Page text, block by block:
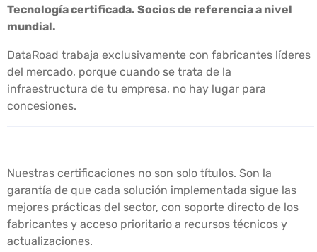
Tecnología certificada. Socios de referencia a nivel
mundial.
DataRoad trabaja exclusivamente con fabricantes líderes
del mercado, porque cuando se trata de la
infraestructura de tu empresa, no hay lugar para
concesiones.
Nuestras certificaciones no son solo títulos. Son la
garantía de que cada solución implementada sigue las
mejores prácticas del sector, con soporte directo de los
fabricantes y acceso prioritario a recursos técnicos y
actualizaciones.